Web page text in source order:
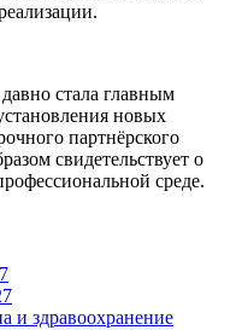
стала главным
новых
партнёрского
свидетельствует о
среде.
и здравоохранение